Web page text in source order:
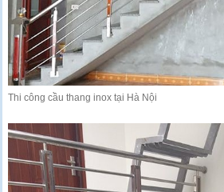
Thi công cầu thang inox tại Hà Nội